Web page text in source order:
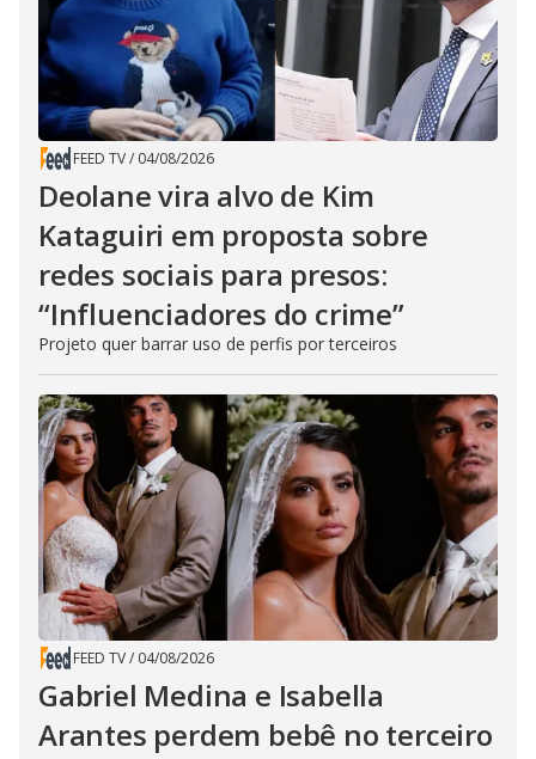
FEED TV/ 04/08/2026
Deolane vira alvo de Kim
Kataguiri em proposta sobre
redes sociais para presos:
“Influenciadores do crime”
Projeto quer barrar uso de perfis por terceiros
FEED TV/ 04/08/2026
Gabriel Medina e Isabella
Arantes perdem bebê no terceiro